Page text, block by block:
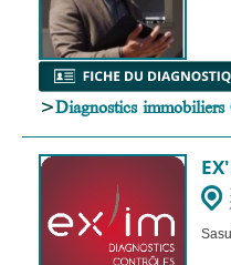
>Diagnostics immobiliers